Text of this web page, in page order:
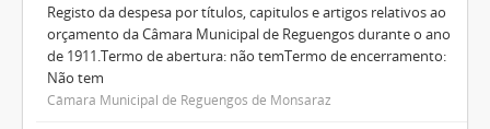
Registo da despesa por títulos, capitulos e artigos relativos ao
orçamento da Câmara Municipal de Reguengos durante o ano
de 1911.Termo de abertura: não temTermo de encerramento:
Não tem
Câmara Municipal de Reguengos de Monsaraz